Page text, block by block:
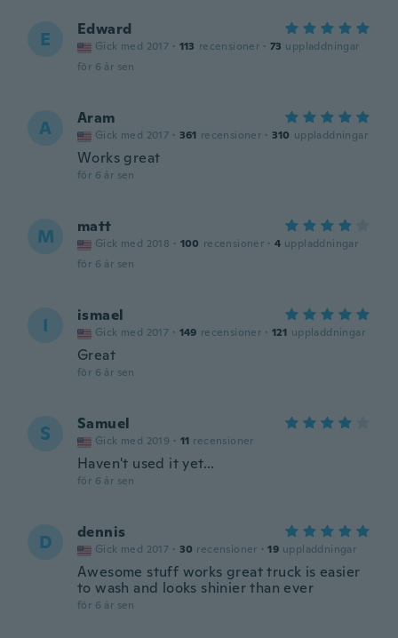
E Edward
Gick med 2017 · 113 recensioner · 73 uppladdningar
för 6 år sen
A Aram
Gick med 2017 · 361 recensioner · 310 uppladdningar
Works great
för 6 år sen
M matt
Gick med 2018 · 100 recensioner · 4 uppladdningar
för 6 år sen
I ismael
Gick med 2017 · 149 recensioner · 121 uppladdningar
Great
för 6 år sen
S Samuel
Gick med 2019 · 11 recensioner
Haven't used it yet...
för 6 år sen
D dennis
Gick med 2017 · 30 recensioner · 19 uppladdningar
Awesome stuff works great truck is easier
to wash and looks shinier than ever
för 6 år sen